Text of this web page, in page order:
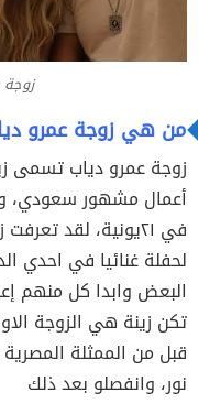
زوجة
من هي زوجة عمرو
زوجة عمرو دياب تسمى
أعمال مشهور سعودي،
في ٢١يونية، لقد
لحفلة غنائيا في احدي
البعض وابدا كل منهم
تكن زينة هي الزوجة
قبل من الممثلة
نور، وانفصلو بعد ذلك